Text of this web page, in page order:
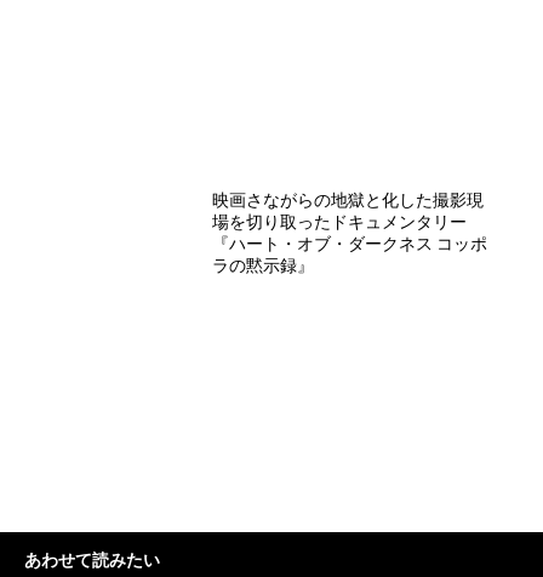
映画さながらの地獄と化した撮影現
場を切り取ったドキュメンタリー
『ハート・オブ・ダークネス コッポ
ラの黙示録』
あわせて読みたい